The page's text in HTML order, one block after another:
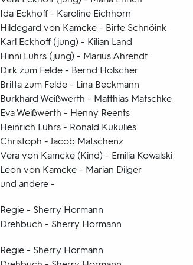
Ida Eckhoff - Karoline Eichhorn
Hildegard von Kamcke - Birte Schnöink
Karl Eckhoff (jung) - Kilian Land
Hinni Lührs (jung) - Marius Ahrendt
Dirk zum Felde - Bernd Hölscher
Britta zum Felde - Lina Beckmann
Burkhard Weißwerth - Matthias Matschke
Eva Weißwerth - Henny Reents
Heinrich Lührs - Ronald Kukulies
Christoph - Jacob Matschenz
Vera von Kamcke (Kind) - Emilia Kowalski
Leon von Kamcke - Marian Dilger
und andere -
Regie - Sherry Hormann
Drehbuch - Sherry Hormann
Regie - Sherry Hormann